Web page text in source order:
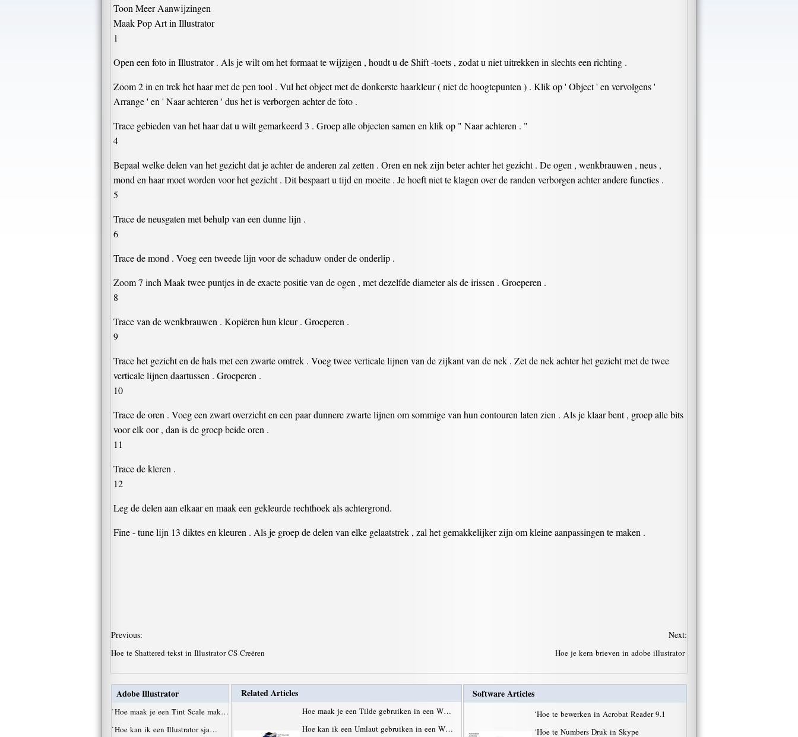
Toon Meer Aanwijzingen
Maak Pop Art in Illustrator
1
Open een foto in Illustrator . Als je wilt om het formaat te wijzigen , houdt u de Shift -toets , zodat u niet uitrekken in slechts een richting .
Zoom 2 in en trek het haar met de pen tool . Vul het object met de donkerste haarkleur ( niet de hoogtepunten ) . Klik op ' Object ' en vervolgens '
Arrange ' en ' Naar achteren ' dus het is verborgen achter de foto .
Trace gebieden van het haar dat u wilt gemarkeerd 3 . Groep alle objecten samen en klik op " Naar achteren . "
4
Bepaal welke delen van het gezicht dat je achter de anderen zal zetten . Oren en nek zijn beter achter het gezicht . De ogen , wenkbrauwen , neus ,
mond en haar moet worden voor het gezicht . Dit bespaart u tijd en moeite . Je hoeft niet te klagen over de randen verborgen achter andere functies .
5
Trace de neusgaten met behulp van een dunne lijn .
6
Trace de mond . Voeg een tweede lijn voor de schaduw onder de onderlip .
Zoom 7 inch Maak twee puntjes in de exacte positie van de ogen , met dezelfde diameter als de irissen . Groeperen .
8
Trace van de wenkbrauwen . Kopiëren hun kleur . Groeperen .
9
Trace het gezicht en de hals met een zwarte omtrek . Voeg twee verticale lijnen van de zijkant van de nek . Zet de nek achter het gezicht met de twee
verticale lijnen daartussen . Groeperen .
10
Trace de oren . Voeg een zwart overzicht en een paar dunnere zwarte lijnen om sommige van hun contouren laten zien . Als je klaar bent , groep alle bits
voor elk oor , dan is de groep beide oren .
11
Trace de kleren .
12
Leg de delen aan elkaar en maak een gekleurde rechthoek als achtergrond.
Fine - tune lijn 13 diktes en kleuren . Als je groep de delen van elke gelaatstrek , zal het gemakkelijker zijn om kleine aanpassingen te maken .
Previous:
Hoe te Shattered tekst in Illustrator CS Creëren
Next:
Hoe je kern brieven in adobe illustrator
Adobe Illustrator
·Hoe maak je een Tint Scale mak…
·Hoe kan ik een Illustrator sja…
Related Articles
Hoe maak je een Tilde gebruiken in een W…
Hoe kan ik een Umlaut gebruiken in een W…
Software Articles
·Hoe te bewerken in Acrobat Reader 9.1
·Hoe te Numbers Druk in Skype